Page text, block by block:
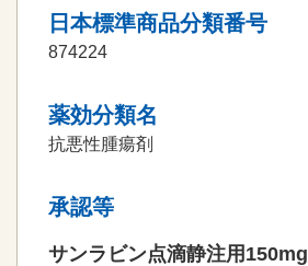
日本標準商品分類番号
874224
薬効分類名
抗悪性腫瘍剤
承認等
サンラビン点滴静注用150mg